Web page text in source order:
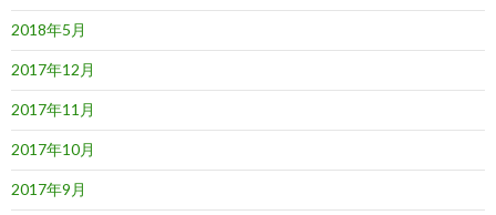
2018年5月
2017年12月
2017年11月
2017年10月
2017年9月